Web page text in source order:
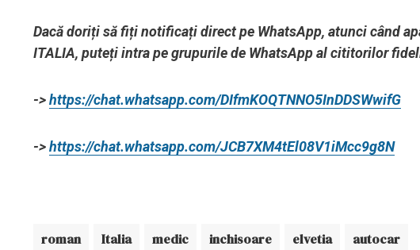
Dacă doriți să fiți notificați direct pe WhatsApp, atunci când
ITALIA, puteți intra pe grupurile de WhatsApp al cititorilor
->https://chat.whatsapp.com/DIfmKOQTNNO5InDDSWwifG
->https://chat.whatsapp.com/JCB7XM4tEl08V1iMcc9g8N
roman Italia medic inchisoare elvetia autocar